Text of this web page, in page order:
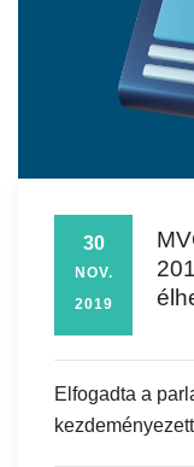
30
NOV.
2019
Elfogadta a